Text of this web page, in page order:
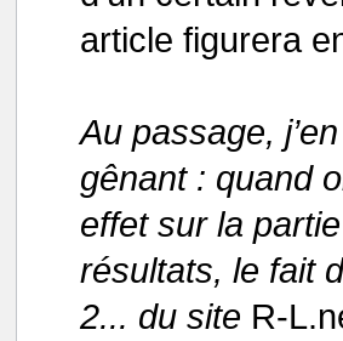
article figurera
Au passage,
gênant : quand
effet sur la
résultats, le fait
2... du site R-